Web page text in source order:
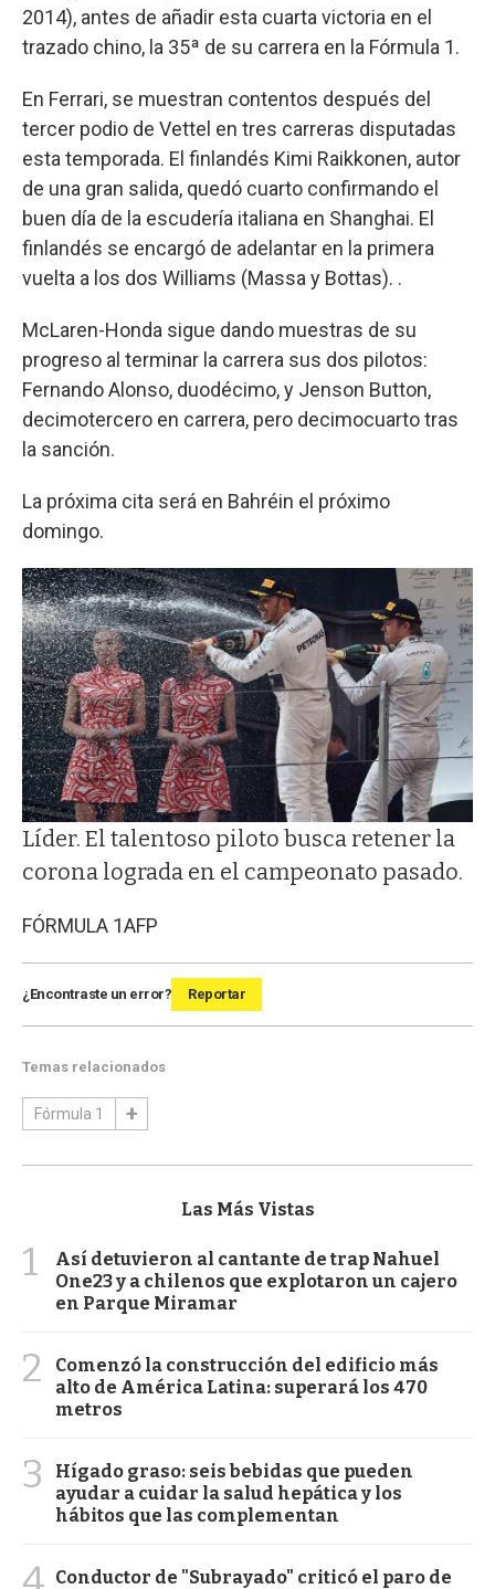
2014), antes de añadir esta cuarta victoria en el
trazado chino, la 35ª de su carrera en la Fórmula 1.
En Ferrari, se muestran contentos después del
tercer podio de Vettel en tres carreras disputadas
esta temporada. El finlandés Kimi Raikkonen, autor
de una gran salida, quedó cuarto confirmando el
buen día de la escudería italiana en Shanghai. El
finlandés se encargó de adelantar en la primera
vuelta a los dos Williams (Massa y Bottas). .
McLaren-Honda sigue dando muestras de su
progreso al terminar la carrera sus dos pilotos:
Fernando Alonso, duodécimo, y Jenson Button,
decimotercero en carrera, pero decimocuarto tras
la sanción.
La próxima cita será en Bahréin el próximo
domingo.
Líder. El talentoso piloto busca retener la
corona lograda en el campeonato pasado.
FÓRMULA 1AFP
¿Encontraste un error? Reportar
Temas relacionados
Fórmula 1
Las Más Vistas
1
Así detuvieron al cantante de trap Nahuel
One23 y a chilenos que explotaron un cajero
en Parque Miramar
2
Comenzó la construcción del edificio más
alto de América Latina: superará los 470
metros
3
Hígado graso: seis bebidas que pueden
ayudar a cuidar la salud hepática y los
hábitos que las complementan
Conductor de "Subrayado" criticó el paro de